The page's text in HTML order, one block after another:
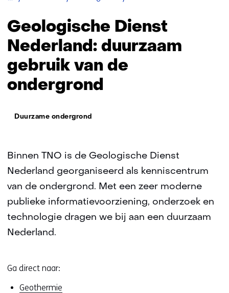
Nederland:
duurzaam
van
de
ondergrond
Geologische Dienst
Nederland: duurzaam
gebruik van de
ondergrond
Thema:
Duurzame ondergrond
Binnen TNO is de Geologische Dienst
Nederland georganiseerd als kenniscentrum
van de ondergrond. Met een zeer moderne
publieke informatievoorziening, onderzoek en
technologie dragen we bij aan een duurzaam
Nederland.
Ga direct naar:
Geothermie